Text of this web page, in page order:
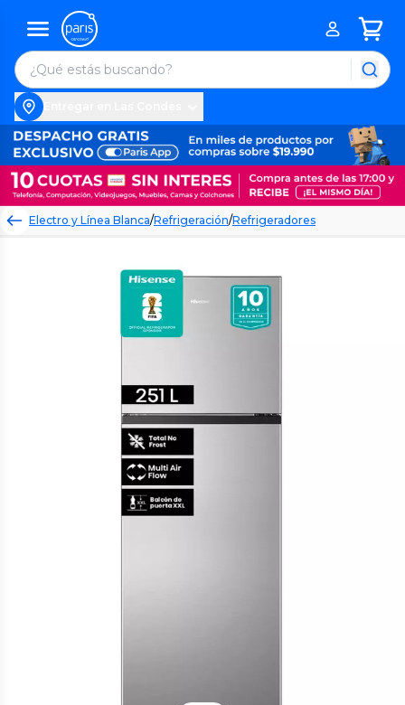
Electro y Línea Blanca/Refrigeración/Refrigeradores